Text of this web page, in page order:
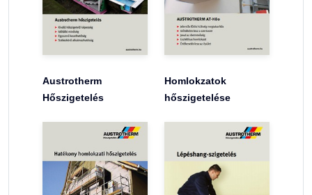
Austrotherm
Hőszigetelés
Homlokzatok
hőszigetelése